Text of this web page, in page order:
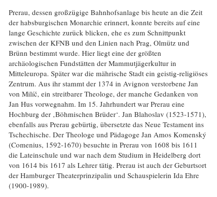
Prerau, dessen großzügige Bahnhofsanlage bis heute an die Zeit
der habsburgischen Monarchie erinnert, konnte bereits auf eine
lange Geschichte zurück blicken, ehe es zum Schnittpunkt
zwischen der KFNB und den Linien nach Prag, Olmütz und
Brünn bestimmt wurde. Hier liegt eine der größten
archäologischen Fundstätten der Mammutjägerkultur in
Mitteleuropa. Später war die mährische Stadt ein geistig-religiöses
Zentrum. Aus ihr stammt der 1374 in Avignon verstorbene Jan
von Milíč, ein streitbarer Theologe, der manche Gedanken von
Jan Hus vorwegnahm. Im 15. Jahrhundert war Prerau eine
Hochburg der ‚Böhmischen Brüder‘. Jan Blahoslav (1523-1571),
ebenfalls aus Prerau gebürtig, übersetzte das Neue Testament ins
Tschechische. Der Theologe und Pädagoge Jan Amos Komenský
(Comenius, 1592-1670) besuchte in Prerau von 1608 bis 1611
die Lateinschule und war nach dem Studium in Heidelberg dort
von 1614 bis 1617 als Lehrer tätig. Prerau ist auch der Geburtsort
der Hamburger Theaterprinzipalin und Schauspielerin Ida Ehre
(1900-1989).